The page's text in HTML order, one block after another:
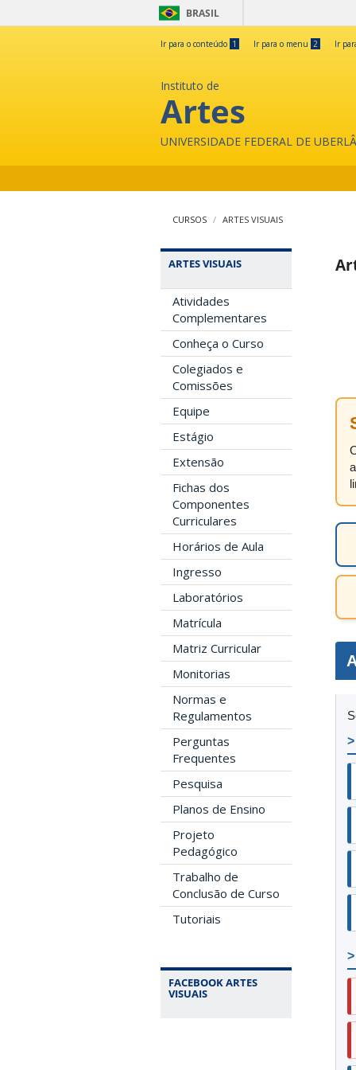
BRASIL
Ir para o conteúdo 1 Ir para o menu 2 Ir
Instituto de
Artes
UNIVERSIDADE FEDERAL DE
CURSOS ARTES VISUAIS
ARTES VISUAIS
Atividades
Complementares
Conheça o Curso
Colegiados e
Comissões
Equipe
Estágio
Extensão
Fichas dos
Componentes
Curriculares
Horários de Aula
Ingresso
Laboratórios
Matrícula
Matriz Curricular
Monitorias
Normas e
Regulamentos
Perguntas
Frequentes
Pesquisa
Planos de Ensino
Projeto
Pedagógico
Trabalho de
Conclusão de Curso
Tutoriais
FACEBOOK ARTES
VISUAIS